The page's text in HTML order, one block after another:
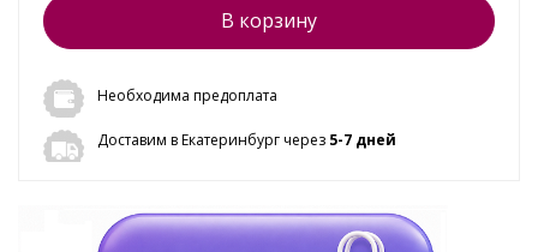
В корзину
Необходима предоплата
Доставим в Екатеринбург через 5-7 дней